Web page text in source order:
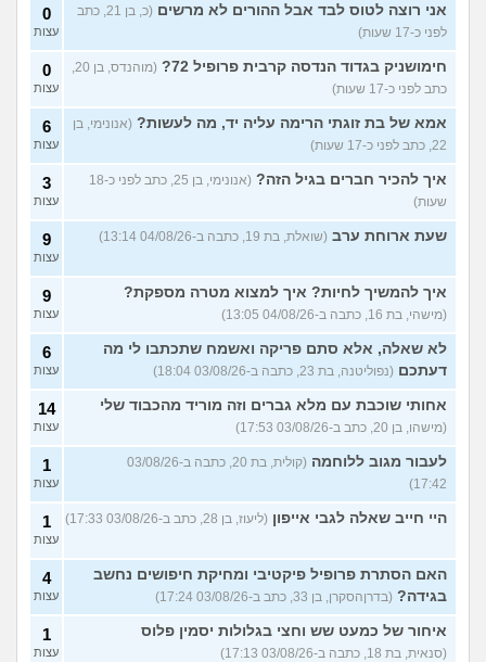
להתחיל עם בנות בים/ הליכה
בטיילת או מועדון?
26)
8
לוקח אותי לדייטים גרועים
האם להמשיך?
(נטע, בת 21)
17
עצות
עוד שאלות חדשות במדור
אני רוצה לטוס לבד אבל ההורים לא מרשים
(כ, בן 21, כתב
לפני כ-17 שעות)
0
עצות
חימושניק בגדוד הנדסה קרבית פרופיל 72?
(מוהנדס, בן 20,
כתב לפני כ-17 שעות)
0
עצות
אמא של בת זוגתי הרימה עליה יד, מה לעשות? (אנונימי, בן
22, כתב לפני כ-17 שעות)
6
עצות
איך להכיר חברים בגיל הזה?
(אנונימי, בן 25, כתב לפני כ-18
שעות)
3
עצות
שעת ארוחת ערב (שואלת, בת 19, כתבה ב-04/08/26 13:14) 9
עצות
איך להמשיך לחיות? איך למצוא מטרה מספקת?
(מישהי, בת 16, כתבה ב-04/08/26 13:05)
9
עצות
לא שאלה, אלא סתם פריקה ואשמח שתכתבו לי מה
דעתכם (נפוליטנה, בת 23, כתבה ב-03/08/26 18:04)
6
עצות
אחותי שוכבת עם מלא גברים וזה מוריד מהכבוד שלי
(מישהו, בן 20, כתב ב-03/08/26 17:53)
14
עצות
לעבור מגוב ללוחמה
(קולית, בת 20, כתבה ב-03/08/26
17:42)
1
עצות
היי חייב שאלה לגבי אייפון (ליעוז, בן 28, כתב ב-03/08/26 17:33) 1
עצות
האם הסתרת פרופיל פיקטיבי ומחיקת חיפושים נחשב
בגידה? (בדרןהסקרן, בן 33, כתב ב-03/08/26 17:24)
4
עצות
איחור של כמעט שש וחצי בגלולות יסמין פלוס
(סנאית, בת 18, כתבה ב-03/08/26 17:13)
1
עצות